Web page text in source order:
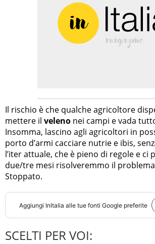
Il rischio è che qualche agricoltore
mettere il veleno nei campi e vada
Insomma, lascino agli agricoltori in
porto d’armi cacciare nutrie e ibis,
l’iter attuale, che è pieno di regole e ci
due/tre mesi risolveremmo il
Stoppato.
Aggiungi InItalia alle tue fonti Google preferite
SCELTI PER VOI: